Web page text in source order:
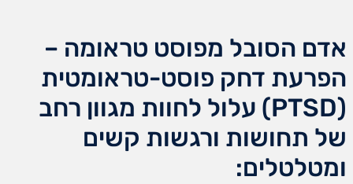
אדם הסובל מפוסט טראומה –
הפרעת דחק פוסט-טראומטית
(PTSD) עלול לחוות מגוון רחב
של תחושות ורגשות קשים
ומטלטלים: